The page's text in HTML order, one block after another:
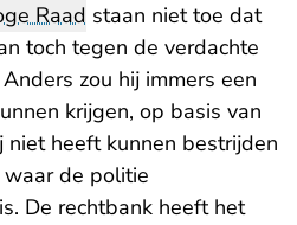
Raad staan niet toe dat
toch tegen de verdachte
zou hij immers een
krijgen, op basis van
heeft kunnen bestrijden
waar de politie
De rechtbank heeft het